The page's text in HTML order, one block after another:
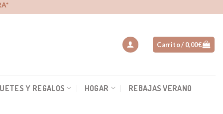
Carrito / 0,00€
Y REGALOS HOGAR REBAJAS VERANO